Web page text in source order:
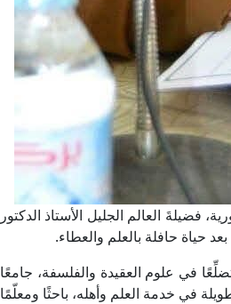
فضيلةَ العالم الجليل الأستاذ الدكتور
حياة حافلة بالعلم والعطاء.
في علوم العقيدة والفلسفة، جامعًا
في خدمة العلم وأهله، باحثًا ومعلّمًا